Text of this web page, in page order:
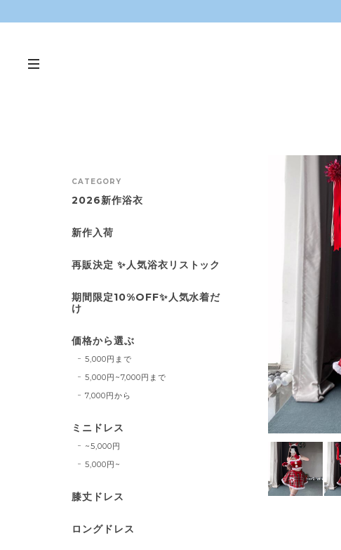
CATEGORY
2026新作浴衣
新作入荷
再販決定 ✨人気浴衣リストック
期間限定10%OFF✨人気水着だ
け
価格から選ぶ
5,000円まで
5,000円~7,000円まで
7,000円から
ミニドレス
~5,000円
5,000円~
膝丈ドレス
ロングドレス